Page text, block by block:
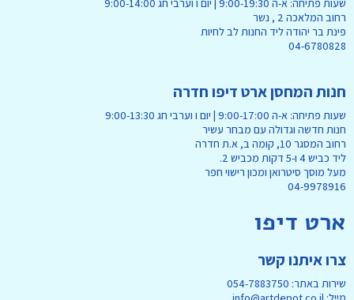
מבחר גדול של שלטים מעץ וMDF החל מ-4.90
שעות פתיחה: א-ה 9:00-19:30 | יום ו וערבי חג 9:00-14:00
רחוב המלאכה 2 , נשר
פינת בר יהודה ליד החנות לב לחיות
04-6780828
חנות המחסן ארט דיפו חדרה
שעות פתיחה: א-ה 9:00-17:00 | יום ו וערבי חג 9:00-13:30
חנות חדשה וגדולה עם מבחר עשיר
רחוב המסגר 10, קומה ב, א.ת חדרה
ליד כביש 4 ו-5 דקות מכביש 2.
מעל מוסך סיטרואן ומכון רישוי חפר
04-9978916
ארט דיפו
צרו איתנו קשר
שירות באתר: 054-7883750